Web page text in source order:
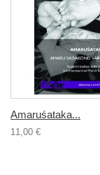
Amaruśataka...
11,00 €